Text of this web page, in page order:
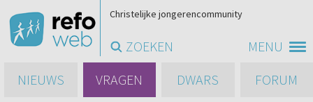
MENU
Christelijke jongerencommunity
ZOEKEN
NIEUWS
VRAGEN DWARS FORUM